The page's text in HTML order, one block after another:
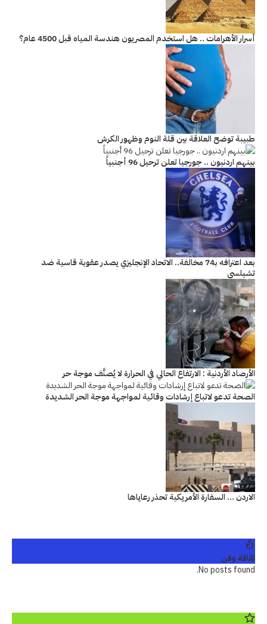
أسرار الأهرامات .. هل استخدم المصريون هندسة المياه قبل 4500 عام؟
طبيبة توضح العلاقة بين قلة النوم وظهور الكرش
بينهم اردنيون .. جورجيا تعلن ترحيل 96 أجنبياً
بعد اعترافه بـ74 مخالفة.. الاتحاد الإنجليزي يصدر عقوبة قاسية ضد
تشيلسي
الأرصاد الأردنية : الارتفاع الحالي في الحرارة لا يُصنَّف موجة حر
الصحة تدعو لاتباع إرشادات وقائية لمواجهة موجة الحر الشديدة
الاردن … السفارة الأمريكية تحذر رعاياها
ثقافة وفن
No posts found.